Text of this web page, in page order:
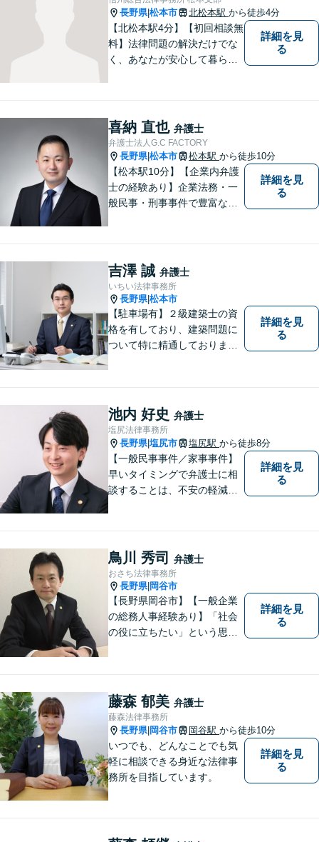
長野県|松本市 北松本駅 から徒歩4分
【北松本駅4分】【初回相談無
料】法律問題の解決だけでな
く、あなたが安心して暮らせ
せください。お気持ちに寄り
添い、より良い選択ができる
よう全力を尽くします。【法
テラス利用可】
詳細を見
る
喜納 直也 弁護士
弁護士法人G.C FACTORY
長野県|松本市 松本駅 から徒歩10分
【松本駅10分】【企業内弁護
士の経験あり】企業法務・一
般民事・刑事事件で豊富な実
供します。
詳細を見
る
吉澤 誠 弁護士
いちい法律事務所
長野県|松本市
【駐車場有】２級建築士の資
格を有しており、建築問題に
ついて特に精通しておりま
対応を心がけております。お
忙しい方もお気軽にご相談く
ださい。
詳細を見
る
池内 好史 弁護士
塩尻法律事務所
長野県|塩尻市 塩尻駅 から徒歩8分
【一般民事事件／家事事件】
早いタイミングで弁護士に相
談することは、不安の軽減、
さい。
詳細を見
る
鳥川 秀司 弁護士
おさち法律事務所
長野県| 岡谷市
【長野県岡谷市】【一般企業
の総務人事経験あり】「社会
の役に立ちたい」という思い
谷市・長野県中南信の人々の
権利を守るために懸命に働き
ます。離婚・借金・交通事故
などお気軽にご相談くださ
い。
詳細を見
る
藤森 郁美 弁護士
藤森法律事務所
長野県| 岡谷市 岡谷駅 から徒歩10分
いつでも、どんなことでも気
軽に相談できる身近な法律事
務所を目指しています。
詳細を見
る